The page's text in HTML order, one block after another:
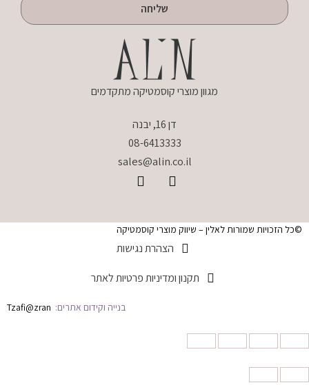
שליחה
מגוון מוצרי קוסמטיקה מתקדמים
דן 16, יבנה
08-6413333
sales@alin.co.il
©כל הזכויות שמורות לאלין – שיווק מוצרי קוסמטיקה
הצהרת נגישות
תקנון ומדיניות פרטיות לאתר
בנייה וקידום אתרים: Tzafi@zran